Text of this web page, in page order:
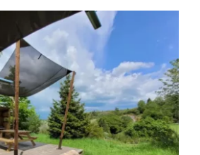
Contact
Language: